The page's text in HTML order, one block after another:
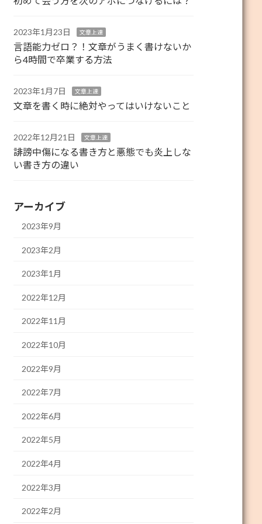
2023年1月23日 文章上達
言語能力ゼロ？！文章がうまく書けないか
ら4時間で卒業する方法
2023年1月7日 文章上達
文章を書く時に絶対やってはいけないこと
2022年12月21日 文章上達
誹謗中傷になる書き方と悪態でも炎上しな
い書き方の違い
アーカイブ
2023年9月
2023年2月
2023年1月
2022年12月
2022年11月
2022年10月
2022年9月
2022年7月
2022年6月
2022年5月
2022年4月
2022年3月
2022年2月